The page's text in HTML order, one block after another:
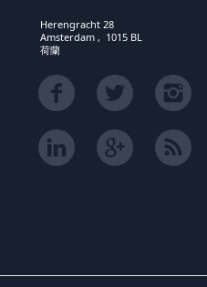
Herengracht 28
Amsterdam , 1015 BL
荷蘭